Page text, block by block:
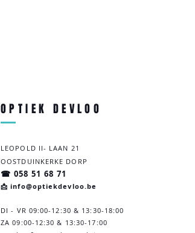
OPTIEK DEVLOO
LEOPOLD II- LAAN 21
OOSTDUINKERKE DORP
☎ 058 51 68 71
📩 info@optiekdevloo.be
DI - VR 09:00-12:30 & 13:30-18:00
ZA 09:00-12:30 & 13:30- 17:00